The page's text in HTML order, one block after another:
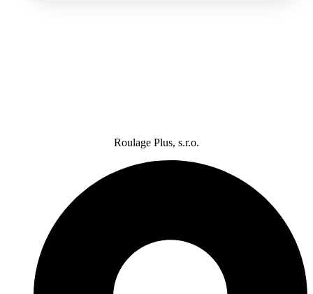
Roulage Plus, s.r.o.